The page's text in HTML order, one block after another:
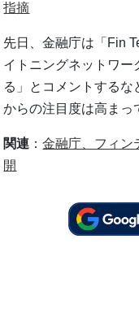
指摘
先日、金融庁は「Fin
イトニングネットワー
る」とコメントする
からの注目度は高まっ
関連 ：金融庁、フィン
開